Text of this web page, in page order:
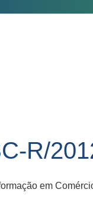
R/
em